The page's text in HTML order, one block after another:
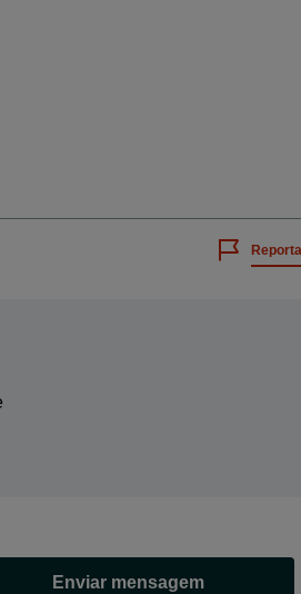
Enviar mensagem